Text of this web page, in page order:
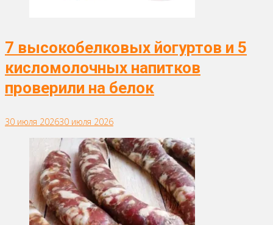
7 высокобелковых йогуртов и 5
кисломолочных напитков
проверили на белок
30 июля 202630 июля 2026